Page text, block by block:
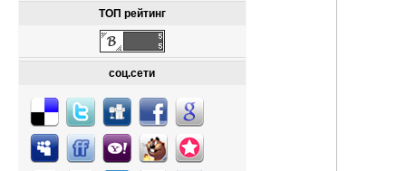
ТОП рейтинг
соц.сети